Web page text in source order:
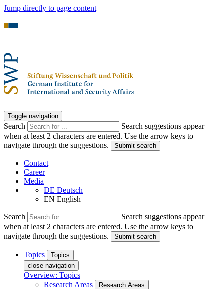
Jump directly to page content
Toggle navigation
Search
Search suggestions appear
when at least 2 characters are entered. Use the arrow keys to
navigate through the suggestions.
Submit search
Contact
Career
Media
DE Deutsch
EN English
Search
Search suggestions appear
when at least 2 characters are entered. Use the arrow keys to
navigate through the suggestions.
Submit search
Topics
Topics
close navigation
Overview: Topics
Research Areas
Research Areas